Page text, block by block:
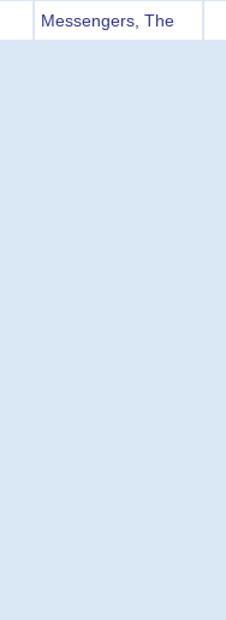
Messengers, The